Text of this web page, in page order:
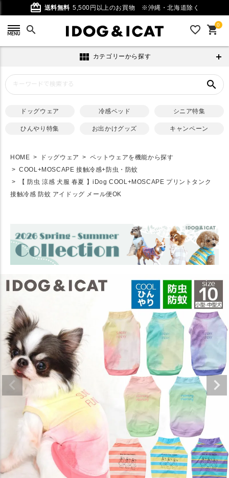
card_giftcard 送料無料 5,500円以上のお買物 ※沖縄・北海道除く
search favorite_outline 0
shopping_cart
view_module カテゴリーから探す
search
ドッグウェア 冷感ベッド シニア特集
ひんやり特集 お出かけグッズ キャンペーン
HOME ドッグウェア
ペットウェアを機能から探す
COOL+MOSCAPE 接触冷感+防虫・防蚊
【 防虫 涼感 犬服 春夏 】iDog COOL+MOSCAPE プリントタンク
接触冷感 防蚊 アイドッグ メール便OK